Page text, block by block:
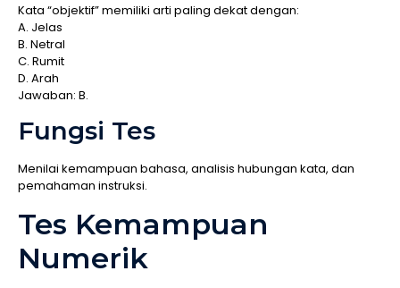
Kata “objektif” memiliki arti paling dekat dengan:
A. Jelas
B. Netral
C. Rumit
D. Arah
Jawaban: B.
Fungsi Tes
Menilai kemampuan bahasa, analisis hubungan kata, dan
pemahaman instruksi.
Tes Kemampuan
Numerik